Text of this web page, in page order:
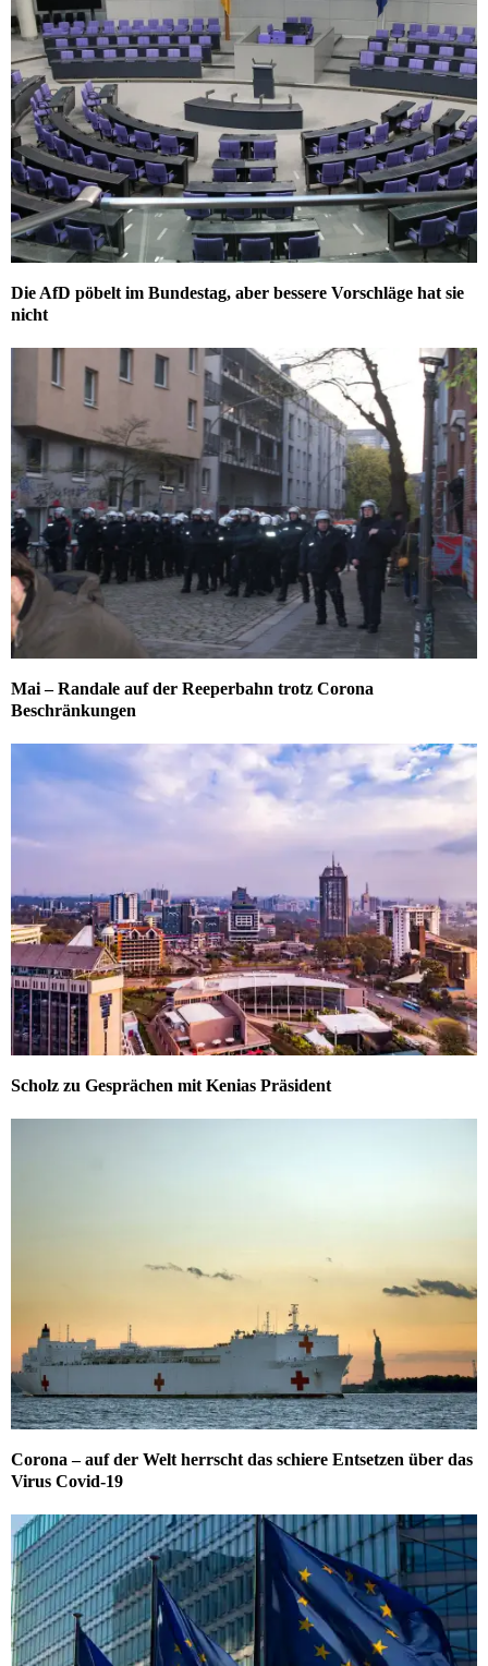
Die AfD pöbelt im Bundestag, aber bessere Vorschläge hat sie
nicht
Mai – Randale auf der Reeperbahn trotz Corona
Beschränkungen
Scholz zu Gesprächen mit Kenias Präsident
Corona – auf der Welt herrscht das schiere Entsetzen über das
Virus Covid-19